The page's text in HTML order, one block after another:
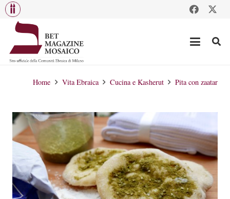
Home Vita Ebraica Cucina e Kasherut Pita con zaatar